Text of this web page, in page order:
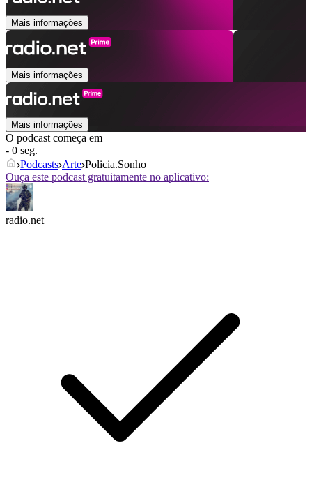
Mais informações
Mais informações
Mais informações
O podcast começa em
- 0 seg.
Podcasts Arte Policia.Sonho
Ouça este podcast gratuitamente no aplicativo:
radio.net